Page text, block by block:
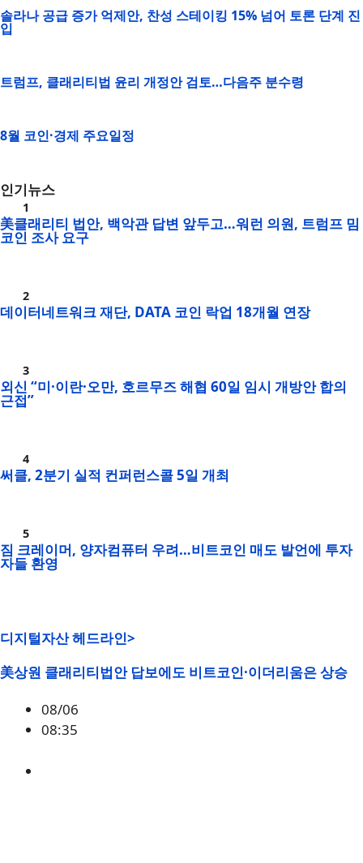
솔라나 공급 증가 억제안, 찬성 스테이킹 15% 넘어 토론 단계 진
입
트럼프, 클래리티법 윤리 개정안 검토…다음주 분수령
8월 코인·경제 주요일정
인기뉴스
美클래리티 법안, 백악관 답변 앞두고…워런 의원, 트럼프 밈
코인 조사 요구
데이터네트워크 재단, DATA 코인 락업 18개월 연장
외신 “미·이란·오만, 호르무즈 해협 60일 임시 개방안 합의
근접”
써클, 2분기 실적 컨퍼런스콜 5일 개최
짐 크레이머, 양자컴퓨터 우려…비트코인 매도 발언에 투자
자들 환영
디지털자산 헤드라인>
美상원 클래리티법안 답보에도 비트코인·이더리움은 상승
08/06
08:35